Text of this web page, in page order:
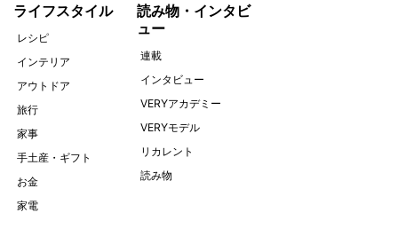
ライフスタイル
レシピ
インテリア
アウトドア
旅行
家事
手土産・ギフト
お金
家電
読み物・インタビ
ュー
連載
インタビュー
VERYアカデミー
VERYモデル
リカレント
読み物